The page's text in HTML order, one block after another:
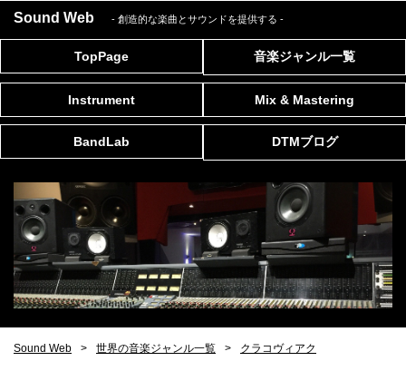
Sound Web - 創造的な楽曲とサウンドを提供する -
TopPage 音楽ジャンル一覧
Instrument Mix & Mastering
BandLab DTMブログ
Sound Web 世界の音楽ジャンル一覧 クラコヴィアク